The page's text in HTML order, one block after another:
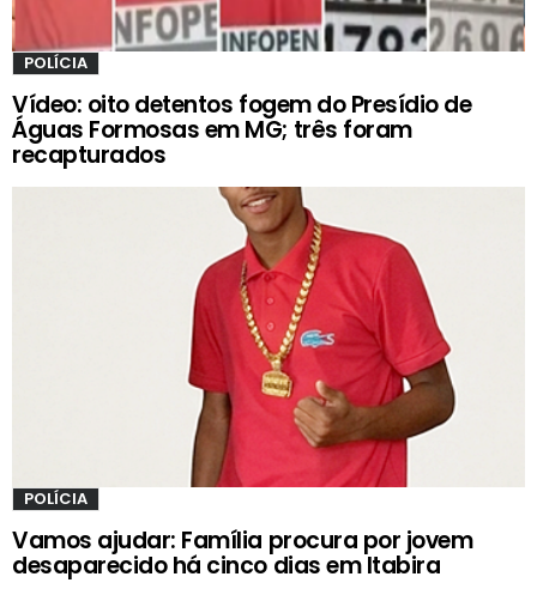
POLÍCIA
Vídeo: oito detentos fogem do Presídio de
Águas Formosas em MG; três foram
recapturados
POLÍCIA
Vamos ajudar: Família procura por jovem
desaparecido há cinco dias em Itabira